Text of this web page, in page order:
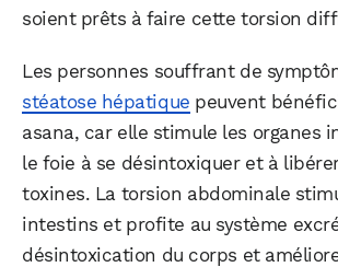
soient prêts à faire cette torsion
Les personnes souffrant de
stéatose hépatique peuvent
asana, car elle stimule les organes
le foie à se désintoxiquer et à libérer
toxines. La torsion abdominale
intestins et profite au système
désintoxication du corps et